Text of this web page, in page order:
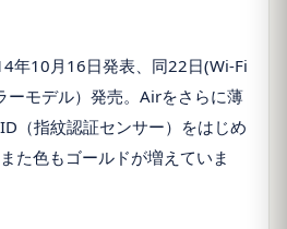
年10 月 16日発表、同22日(Wi-Fi
ーモデル）発売。 Airをさらに薄
（指紋認証センサー）をはじめ
た色もゴールドが増えていま